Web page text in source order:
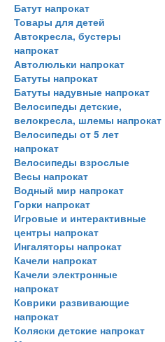
Батут напрокат
Товары для детей
Автокресла, бустеры
напрокат
Автолюльки напрокат
Батуты напрокат
Батуты надувные напрокат
Велосипеды детские,
велокресла, шлемы напрокат
Велосипеды от 5 лет
напрокат
Велосипеды взрослые
Весы напрокат
Водный мир напрокат
Горки напрокат
Игровые и интерактивные
центры напрокат
Ингаляторы напрокат
Качели напрокат
Качели электронные
напрокат
Коврики развивающие
напрокат
Коляски детские напрокат